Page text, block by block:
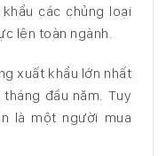
các chủng loại
lên toàn ngành.
xuất khẩu lớn nhất
đầu năm. Tuy
là một người mua